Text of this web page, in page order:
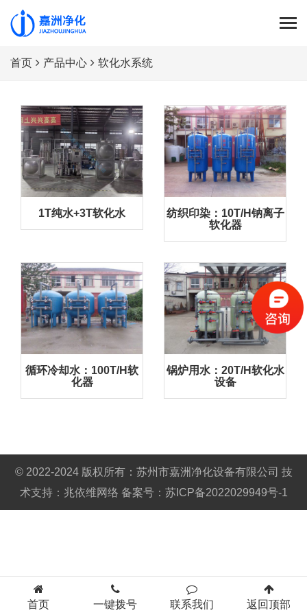
首页 产品中心 软化水系统
1T纯水+3T软化水
纺织印染：10T/H钠离子
软化器
循环冷却水：100T/H软
化器
锅炉用水：20T/H软化水
设备
© 2022-2024 版权所有：苏州市嘉洲净化设备有限公司 技
术支持： 兆依维网络 备案号： 苏ICP备2022029949号-1
首页 一键拨号 联系我们 返回顶部